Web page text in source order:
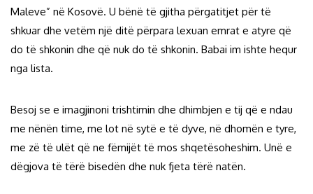
Maleve” në Kosovë. U bënë të gjitha përgatitjet për të
shkuar dhe vetëm një ditë përpara lexuan emrat e atyre që
do të shkonin dhe që nuk do të shkonin. Babai im ishte hequr
nga lista.
Besoj se e imagjinoni trishtimin dhe dhimbjen e tij që e ndau
me nënën time, me lot në sytë e të dyve, në dhomën e tyre,
me zë të ulët që ne fëmijët të mos shqetësoheshim. Unë e
dëgjova të tërë bisedën dhe nuk fjeta tërë natën.